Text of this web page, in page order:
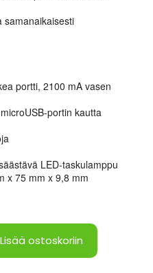
portti, 2100 mA vasen
portin kautta
LED-taskulamppu
x 75 mm x 9,8 mm
Lisää ostoskoriin